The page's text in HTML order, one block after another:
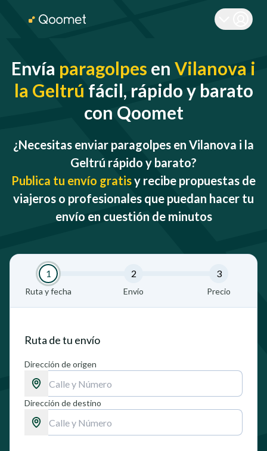
Envía paragolpes en Vilanova i
la Geltrú fácil, rápido y barato
con Qoomet
¿Necesitas enviar paragolpes en Vilanova i la
Geltrú rápido y barato?
Publica tu envío gratisy recibe propuestas de
viajeros o profesionales que puedan hacer tu
envío en cuestión de minutos
1
Ruta y fecha
2
Envío
3
Precio
Ruta de tu envío
Dirección de origen
Dirección de destino